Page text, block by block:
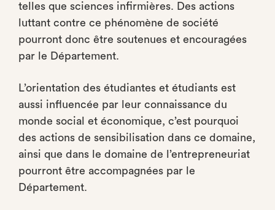
telles que sciences infirmières. Des actions
luttant contre ce phénomène de société
pourront donc être soutenues et encouragées
par le Département.
L’orientation des étudiantes et étudiants est
aussi influencée par leur connaissance du
monde social et économique, c’est pourquoi
des actions de sensibilisation dans ce domaine,
ainsi que dans le domaine de l’entrepreneuriat
pourront être accompagnées par le
Département.